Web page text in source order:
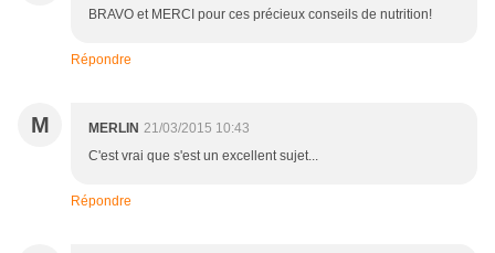
BRAVO et MERCI pour ces précieux conseils de nutrition!
Répondre
M MERLIN 21/03/2015 10:43
C'est vrai que s'est un excellent sujet...
Répondre